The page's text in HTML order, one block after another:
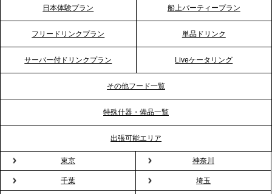
テーブル、横浜事務所を新設。神奈川エリアのサー
ビス提供体制を強化し、質の高い「場づくり」をサ
TBS「Nスタ」で、2ndTable「1DISH」の花見オー
ドブルが紹介されました
2026.3.23
日本体験プラン 船上パーティープラン
フリードリンクプラン 単品ドリンク
サーバー付ドリンクプラン Liveケータリング
その他フード一覧
特殊什器・備品一覧
出張可能エリア
東京 神奈川
千葉 埼玉